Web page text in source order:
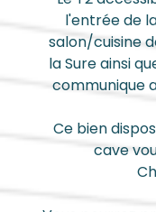
l'entrée de
salon/cuisine
la Sure ainsi
communique
Ce bien
cave